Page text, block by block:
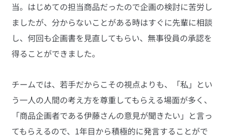
当。はじめての担当商品だったので企画の検討に苦労し
ましたが、分からないことがある時はすぐに先輩に相談
し、何回も企画書を見直してもらい、無事役員の承認を
得ることができました。
チームでは、若手だからこその視点よりも、「私」とい
う一人の人間の考え方を尊重してもらえる場面が多く、
「商品企画者である伊藤さんの意見が聞きたい」と言っ
てもらえるので、1年目から積極的に発言することがで